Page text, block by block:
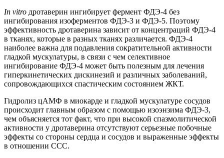
In vitro дротаверин ингибирует фермент ФДЭ-4 без
ингибирования изоферментов ФДЭ-3 и ФДЭ-5. Поэтому
эффективность дротаверина зависит от концентраций ФДЭ-4
в тканях, которые в разных тканях различается. ФДЭ-4
наиболее важна для подавления сократительной активности
гладкой мускулатуры, в связи с чем селективное
ингибирование ФДЭ-4 может быть полезным для лечения
гиперкинетических дискинезий и различных заболеваний,
сопровождающихся спастическим состоянием ЖКТ.
Гидролиз цАМФ в миокарде и гладкой мускулатуре сосудов
происходит главным образом с помощью изоэнзима ФДЭ-3,
чем объясняется тот факт, что при высокой спазмолитической
активности у дротаверина отсутствуют серьезные побочные
эффекты со стороны сердца и сосудов и выраженные эффекты
в отношении ССС.